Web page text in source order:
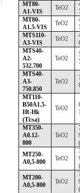
MT80-
A1-VIS
TeO2
MT80-
A1.5-VIS
TeO2
MTS110-
A3-VIS
TeO2
MTS40-
A2-
532.700
TeO2
MTS40-
A3-
750.850
TeO2
MT110-
B50A1.5-
IR-Hk
(Ti:sa)
TeO2
MT350-
A0.12-
800
TeO2
MT250-
A0,5-800
TeO2
MT200-
A0,5-800
TeO2